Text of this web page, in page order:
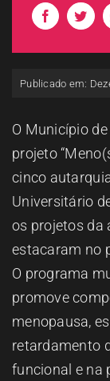
Publicado em:
O Município
projeto
cinco
Universitário
os projetos da
estacaram no
O programa
promove
menopausa,
retardamento
funcional e na